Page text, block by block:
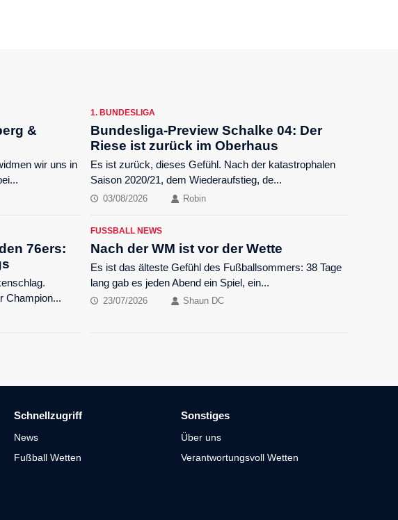
&
wir uns in
1. BUNDESLIGA
Bundesliga-Preview Schalke 04: Der
Riese ist zurück im Oberhaus
Es ist zurück, dieses Gefühl. Nach der katastrophalen
Saison 2020/21, dem Wiederaufstieg, de...
03/08/2026 Robin
76ers:
Champion...
FUSSBALL NEWS
Nach der WM ist vor der Wette
Es ist das älteste Gefühl des Fußballsommers: 38 Tage
lang gab es jeden Abend ein Spiel, ein...
23/07/2026 Shaun DC
Schnellzugriff
News
Fußball Wetten
Sonstiges
Über uns
Verantwortungsvoll Wetten